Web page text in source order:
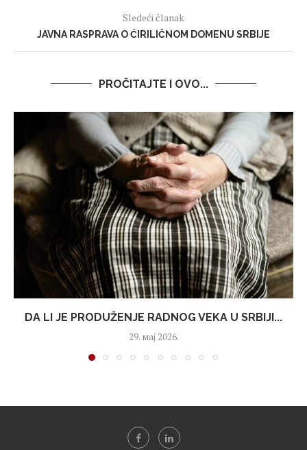
Sledeći članak
JAVNA RASPRAVA O ĆIRILIČNOM DOMENU SRBIJE
PROČITAJTE I OVO...
DA LI JE PRODUŽENJE RADNOG VEKA U SRBIJI...
29. мај 2026.